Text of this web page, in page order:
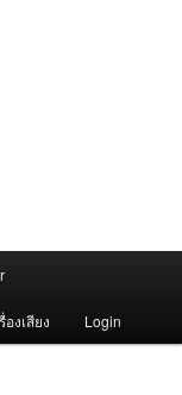
งเสียง Login